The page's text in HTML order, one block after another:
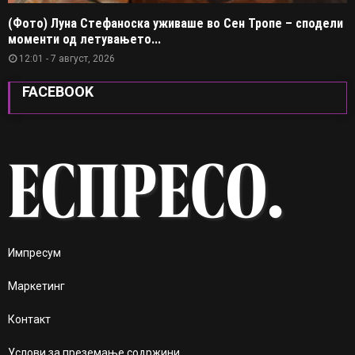
(Фото) Луна Стефаноска уживаше во Сен Тропе – сподели
моменти од летувањето...
12:01 - 7 август, 2026
FACEBOOK
Импресум
Маркетинг
Контакт